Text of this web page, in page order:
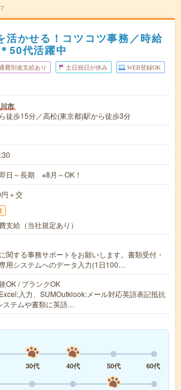
活かせる！コツコツ事務／時給
50代活躍中
費別途支給あり 土日祝日が休み WEB登録OK
市
徒歩15分／高松(東京都)駅から徒歩3分
即日～長期 ※8月～OK！
＋交
支給（当社規定あり）
関する事務サポートをお願いします。書類受付・
用システムへのデータ入力(1日100…
OK / ブランクOK
入力、SUMOutklook:メール対応英語表記抵抗
ステムや書類に英語…
30代 40代 50代
60代